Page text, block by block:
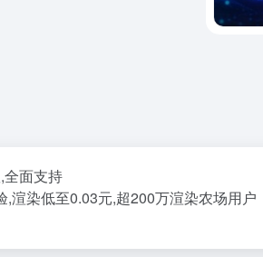
面支持
渲染低至0.03元,超200万渲染农场用户